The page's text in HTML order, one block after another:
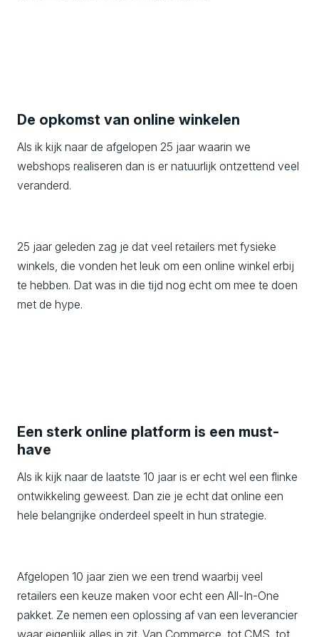
De opkomst van online winkelen
Als ik kijk naar de afgelopen 25 jaar waarin we
webshops realiseren dan is er natuurlijk ontzettend veel
veranderd.
25 jaar geleden zag je dat veel retailers met fysieke
winkels, die vonden het leuk om een online winkel erbij
te hebben. Dat was in die tijd nog echt om mee te doen
met de hype.
Een sterk online platform is een must-
have
Als ik kijk naar de laatste 10 jaar is er echt wel een flinke
ontwikkeling geweest. Dan zie je echt dat online een
hele belangrijke onderdeel speelt in hun strategie.
Afgelopen 10 jaar zien we een trend waarbij veel
retailers een keuze maken voor echt een All-In-One
pakket. Ze nemen een oplossing af van een leverancier
waar eigenlijk alles in zit. Van Commerce, tot CMS, tot